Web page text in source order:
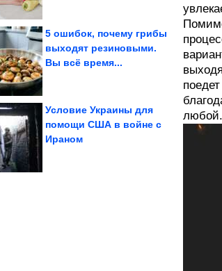
Подборка душевных
СССР
5 ошибок, почему грибы
выходят резиновыми.
Вы всё время...
Путина на совещании в
Кремле об...
Условие Украины для
помощи США в войне с
Ираном
любой.